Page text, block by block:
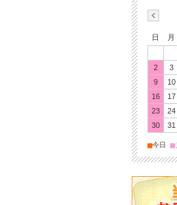
日 月
2
3
9
10
16
17
23
24
30
31
■今日 ■